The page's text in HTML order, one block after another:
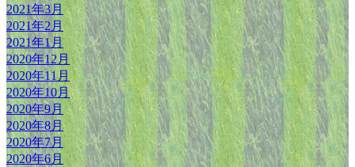
2021年3月
2021年2月
2021年1月
2020年12月
2020年11月
2020年10月
2020年9月
2020年8月
2020年7月
2020年6月